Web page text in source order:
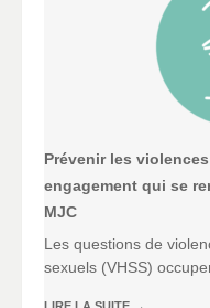
Prévenir les
engagement qui se
MJC
Les questions de
sexuels (VHSS)